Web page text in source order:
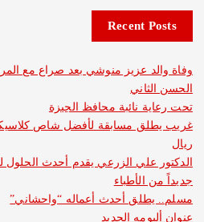
Recent
عزيز منوشي بعد صراع مع المرض
نائبة محافظ الجيزة
الزرعي يقدم أحدث الحلول لعلاج الجيوب
أحدث أعماله “واحشاني”
الجديد